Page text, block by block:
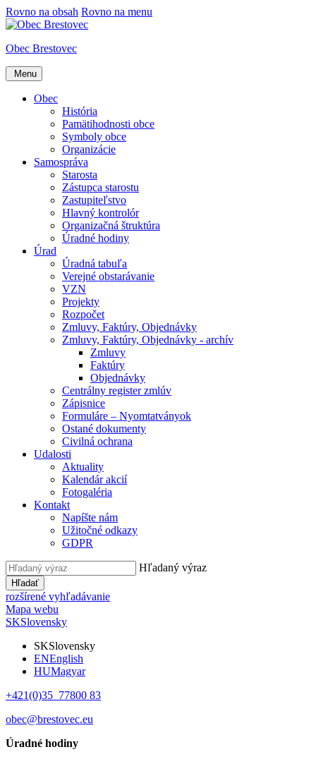
Rovno na obsah Rovno na menu
Obec Brestovec
Menu
Obec
História
Pamätihodnosti obce
Symboly obce
Organizácie
Samospráva
Starosta
Zástupca starostu
Zastupiteľstvo
Hlavný kontrolór
Organizačná štruktúra
Úradné hodiny
Úrad
Úradná tabuľa
Verejné obstarávanie
VZN
Projekty
Rozpočet
Zmluvy, Faktúry, Objednávky
Zmluvy, Faktúry, Objednávky - archív
Zmluvy
Faktúry
Objednávky
Centrálny register zmlúv
Zápisnice
Formuláre – Nyomtatványok
Ostané dokumenty
Civilná ochrana
Udalosti
Aktuality
Kalendár akcií
Fotogaléria
Kontakt
Napíšte nám
Užitočné odkazy
GDPR
Hľadaný výraz
Hľadať
rozšírené vyhľadávanie
Mapa webu
SKSlovensky
SKSlovensky
ENEnglish
HUMagyar
+421(0)35 77800 83
obec@brestovec.eu
Úradné hodiny